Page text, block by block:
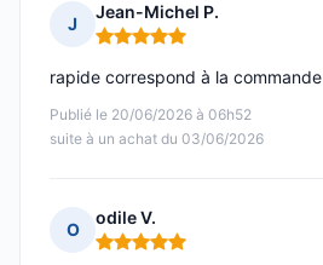
J
Jean-Michel P.
Note : 5 sur 5
Publié le 20/06/2026 à 06h52
suite à un achat du 03/06/2026
rapide correspond à la commande
O
odile V.
Note : 5 sur 5